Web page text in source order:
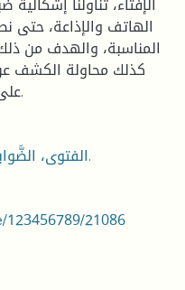
الهاتف والإذاعة، حتى
المناسبة، والهدف من
كذلك محاولة الكشف
على المفتين والمستفتين الالتزام بها.
الفتوى، الضَّوابط، الآداب، وسائل الإتِّصال الحديثة.
123456789/21086